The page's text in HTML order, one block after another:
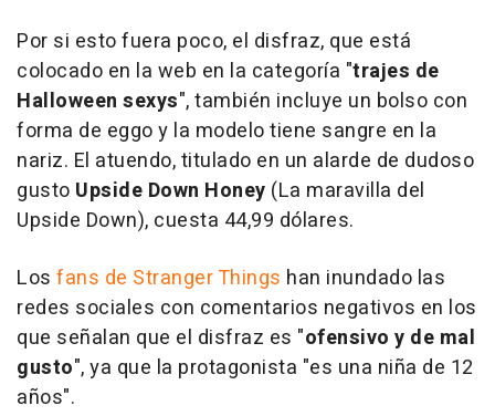
Por si esto fuera poco, el disfraz, que está
colocado en la web en la categoría "trajes de
Halloween sexys", también incluye un bolso con
forma de eggo y la modelo tiene sangre en la
nariz. El atuendo, titulado en un alarde de dudoso
gusto Upside Down Honey (La maravilla del
Upside Down), cuesta 44,99 dólares.
Los fans de Stranger Things han inundado las
redes sociales con comentarios negativos en los
que señalan que el disfraz es "ofensivo y de mal
gusto", ya que la protagonista "es una niña de 12
años".